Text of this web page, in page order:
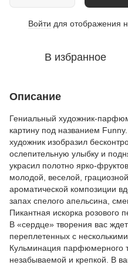
Войти для отображения
В избранное
Описание
Гениальный художник-
картину под названием
художник изобразил
ослепительную улыбку и
украсил полотно ярко-
молодой, веселой,
ароматической композиции
запах спелого апельсина,
Пикантная искорка розового
В «сердце» творения вас
переплетенных с
Кульминация парфюмерного
незабываемой и крепкой. В